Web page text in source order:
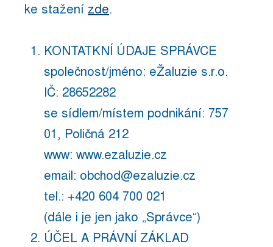
ke stažení zde.
KONTATKNÍ ÚDAJE SPRÁVCE
společnost/jméno: eŽaluzie s.r.o.
IČ: 28652282
se sídlem/místem podnikání: 757
01, Poličná 212
www: www.ezaluzie.cz
email: obchod@ezaluzie.cz
tel.: +420 604 700 021
(dále i je jen jako „Správce“)
ÚČEL A PRÁVNÍ ZÁKLAD